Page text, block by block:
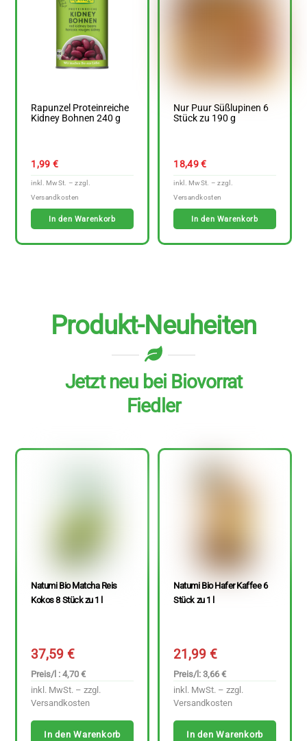
Rapunzel Proteinreiche
Kidney Bohnen 240 g
1,99 €
In den Warenkorb
Nur Puur Süßlupinen 6
Stück zu 190 g
18,49€
In den Warenkorb
Produkt-Neuheiten
Jetzt neu bei Biovorrat
Fiedler
Natumi Bio Matcha Reis
Kokos 8 Stück zu 1 l
37,59€
Preis/l : 4,70 €
inkl. MwSt. – zzgl.
Versandkosten
In den Warenkorb
Natumi Bio Hafer Kaffee 6
Stück zu 1 l
21,99€
Preis/l: 3,66 €
inkl. MwSt. – zzgl.
Versandkosten
In den Warenkorb